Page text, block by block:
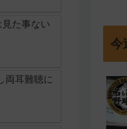
た事ない
両耳難聴に